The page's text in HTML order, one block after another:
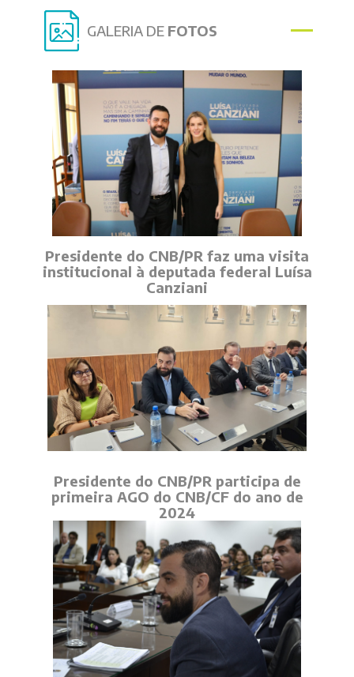
GALERIA DE FOTOS
Presidente do CNB/PR faz uma visita
institucional à deputada federal Luísa
Canziani
Presidente do CNB/PR participa de
primeira AGO do CNB/CF do ano de
2024